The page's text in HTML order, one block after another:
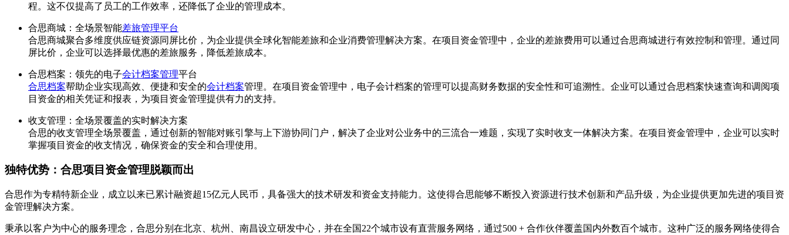
程。这不仅提高了员工的工作效率，还降低了企业的管理成本。
合思商城：全场景智能差旅管理平台
合思商城聚合多维度供应链资源同屏比价，为企业提供全球化智能差旅和企业消费管理解决方案。在项目资金管理中，企业的差旅费用可以通过合思商城进行有效控制和管理。通过同
屏比价，企业可以选择最优惠的差旅服务，降低差旅成本。
合思档案：领先的电子会计档案管理平台
合思档案帮助企业实现高效、便捷和安全的会计档案管理。在项目资金管理中，电子会计档案的管理可以提高财务数据的安全性和可追溯性。企业可以通过合思档案快速查询和调阅项
目资金的相关凭证和报表，为项目资金管理提供有力的支持。
收支管理：全场景覆盖的实时解决方案
合思的收支管理全场景覆盖，通过创新的智能对账引擎与上下游协同门户，解决了企业对公业务中的三流合一难题，实现了实时收支一体解决方案。在项目资金管理中，企业可以实时
掌握项目资金的收支情况，确保资金的安全和合理使用。
独特优势：合思项目资金管理脱颖而出
合思作为专精特新企业，成立以来已累计融资超15亿元人民币，具备强大的技术研发和资金支持能力。这使得合思能够不断投入资源进行技术创新和产品升级，为企业提供更加先进的项目资
金管理解决方案。
秉承以客户为中心的服务理念，合思分别在北京、杭州、南昌设立研发中心，并在全国22个城市设有直营服务网络，通过500 + 合作伙伴覆盖国内外数百个城市。这种广泛的服务网络使得合